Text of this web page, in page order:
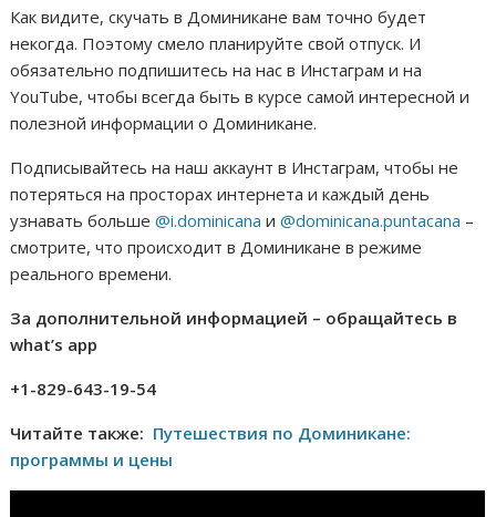
Как видите, скучать в Доминикане вам точно будет
некогда. Поэтому смело планируйте свой отпуск. И
обязательно подпишитесь на нас в Инстаграм и на
YouTube, чтобы всегда быть в курсе самой интересной и
полезной информации о Доминикане.
Подписывайтесь на наш аккаунт в Инстаграм, чтобы не
потеряться на просторах интернета и каждый день
узнавать больше@i.dominicanaи@dominicana.puntacana –
смотрите, что происходит в Доминикане в режиме
реального времени.
За дополнительной информацией – обращайтесь в
what’s app
+1-829-643-19-54
Читайте также: Путешествия по Доминикане:
программы и цены